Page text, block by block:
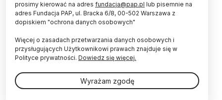
Wiceminister nauki prof. Marek Gzik podkreślił w
rozmowie z PAP, że jako przedstawiciel
środowiska naukowego rozumie jego potrzeby i
oczekiwania. Przyznał, że budżet na naukę jest
daleki od marzeń. Zapewnił jednak, że resort robi,
co w jego mocy, np. podwyższając
prosimy kierować na adres fundacja@pap.pl lub pisemnie na
adres Fundacja PAP, ul. Bracka 6/8, 00-502 Warszawa z
dopiskiem "ochrona danych osobowych"
Więcej o zasadach przetwarzania danych osobowych i
przysługujących Użytkownikowi prawach znajduje się w
Polityce prywatności. Dowiedz się więcej.
Wyrażam zgodę